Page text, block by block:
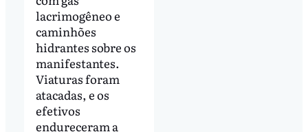
lacrimogêneo e
caminhões
hidrantes sobre os
manifestantes.
Viaturas foram
atacadas, e os
efetivos
endureceram a